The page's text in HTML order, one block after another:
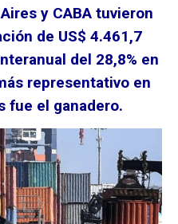
y CABA tuvieron
de US$ 4.461,7
del 28,8% en
representativo en
fue el ganadero.